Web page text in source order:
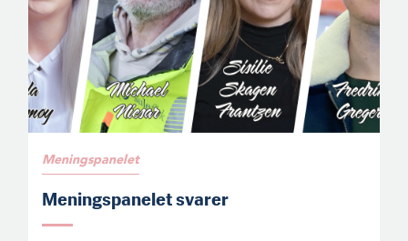
Meningspanelet
Meningspanelet svarer